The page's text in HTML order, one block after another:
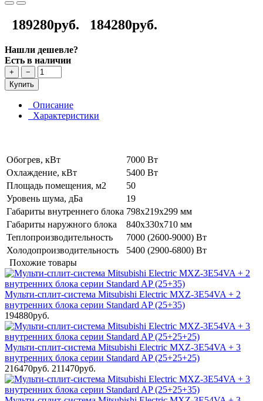
189280руб. 184280руб.
Нашли дешевле?
Есть в наличии
+
−
Купить
Описание
Характеристики
Обогрев, кВт
7000 Вт
Охлаждение, кВт
5400 Вт
Площадь помещения, м2
50
Уровень шума, дБа
19
Габариты внутреннего блока 798x219x299 мм
Габариты наружного блока
840x330x710 мм
Теплопроизводительность
7000 (2600-9000) Вт
Холодопроизводительность
5400 (2900-6800) Вт
Похожие товары
Мульти-сплит-система Mitsubishi Electric MXZ-3E54VA + 2
внутренних блока серии Standard AP (25+35)
194880руб.
Мульти-сплит-система Mitsubishi Electric MXZ-3E54VA + 3
внутренних блока серии Standard AP (25+25+25)
216470руб. 211470руб.